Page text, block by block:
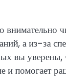
а из-за
вы
помогает